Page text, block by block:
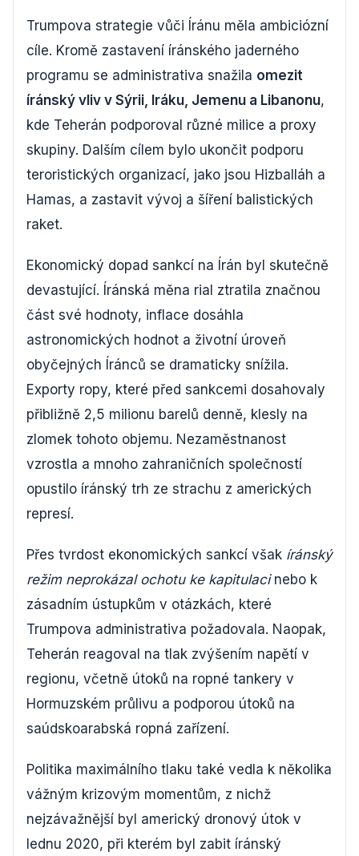
Trumpova strategie vůči Íránu měla ambiciózní
cíle. Kromě zastavení íránského jaderného
programu se administrativa snažila omezit
íránský vliv v Sýrii, Iráku, Jemenu a Libanonu,
kde Teherán podporoval různé milice a proxy
skupiny. Dalším cílem bylo ukončit podporu
teroristických organizací, jako jsou Hizballáh a
Hamas, a zastavit vývoj a šíření balistických
raket.
Ekonomický dopad sankcí na Írán byl skutečně
devastující. Íránská měna rial ztratila značnou
část své hodnoty, inflace dosáhla
astronomických hodnot a životní úroveň
obyčejných Íránců se dramaticky snížila.
Exporty ropy, které před sankcemi dosahovaly
přibližně 2,5 milionu barelů denně, klesly na
zlomek tohoto objemu. Nezaměstnanost
vzrostla a mnoho zahraničních společností
opustilo íránský trh ze strachu z amerických
represí.
Přes tvrdost ekonomických sankcí však íránský
režim neprokázal ochotu ke kapitulacinebo k
zásadním ústupkům v otázkách, které
Trumpova administrativa požadovala. Naopak,
Teherán reagoval na tlak zvýšením napětí v
regionu, včetně útoků na ropné tankery v
Hormuzském průlivu a podporou útoků na
saúdskoarabská ropná zařízení.
Politika maximálního tlaku také vedla k několika
vážným krizovým momentům, z nichž
nejzávažnější byl americký dronový útok v
lednu 2020, při kterém byl zabit íránský